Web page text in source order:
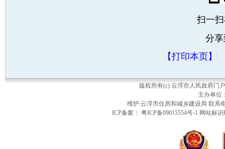
扫一
分
【打印本页】
版权所有(c) 云浮市人民政府
主办单
维护:云浮市住房和城乡建设局 联系
ICP备案： 粤ICP备09015554号-1 网站标